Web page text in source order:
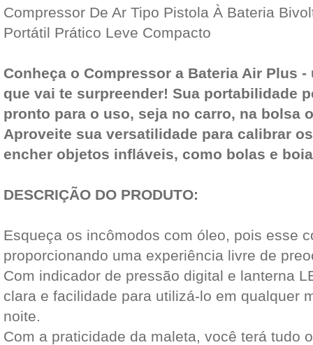
Compressor De Ar Tipo Pistola À Bateria
Portátil Prático Leve Compacto
Conheça o Compressor a Bateria Air Plus
que vai te surpreender! Sua portabilidade
pronto para o uso, seja no carro, na bolsa
Aproveite sua versatilidade para calibrar
encher objetos infláveis, como bolas e
DESCRIÇÃO DO PRODUTO:
Esqueça os incômodos com óleo, pois esse
proporcionando uma experiência livre de
Com indicador de pressão digital e lanterna
clara e facilidade para utilizá-lo em qualquer
noite.
Com a praticidade da maleta, você terá tudo